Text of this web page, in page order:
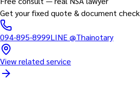
Get your fixed quote & document check
094-895-8999LINE@Thainotary
View related service